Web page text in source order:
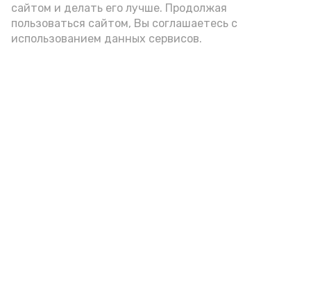
сайтом и делать его лучше. Продолжая
пользоваться сайтом, Вы соглашаетесь с
использованием данных сервисов.
Видео: управление пресс-службы и информации
администрации губернатора АО